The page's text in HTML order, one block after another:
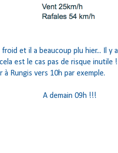
et il a beaucoup plu hier... Il y
est le cas pas de risque inutile !
Rungis vers 10h par exemple.
A demain 09h !!!